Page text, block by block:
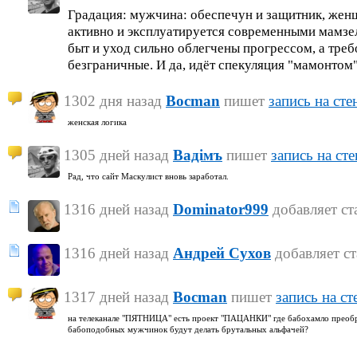
Градация: мужчина: обеспечун и защитник,
активно и эксплуатируется современными
быт и уход сильно облегчены прогрессом, а
безграничные. И да, идёт спекуляция
1302 дня назад Bocman пишет запись на
женская логика
1305 дней назад Вадiмъ пишет запись на
Рад, что сайт Маскулист вновь заработал.
1316 дней назад Dominator999 добавляет
1316 дней назад Андрей Сухов добавляет
1317 дней назад Bocman пишет запись на
на телеканале "ПЯТНИЦА" есть проект "ПАЦАНКИ" где бабохамло
бабоподобных мужчинок будут делать брутальных альфачей?